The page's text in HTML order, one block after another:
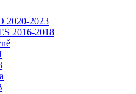
2020-2023
2016-2018